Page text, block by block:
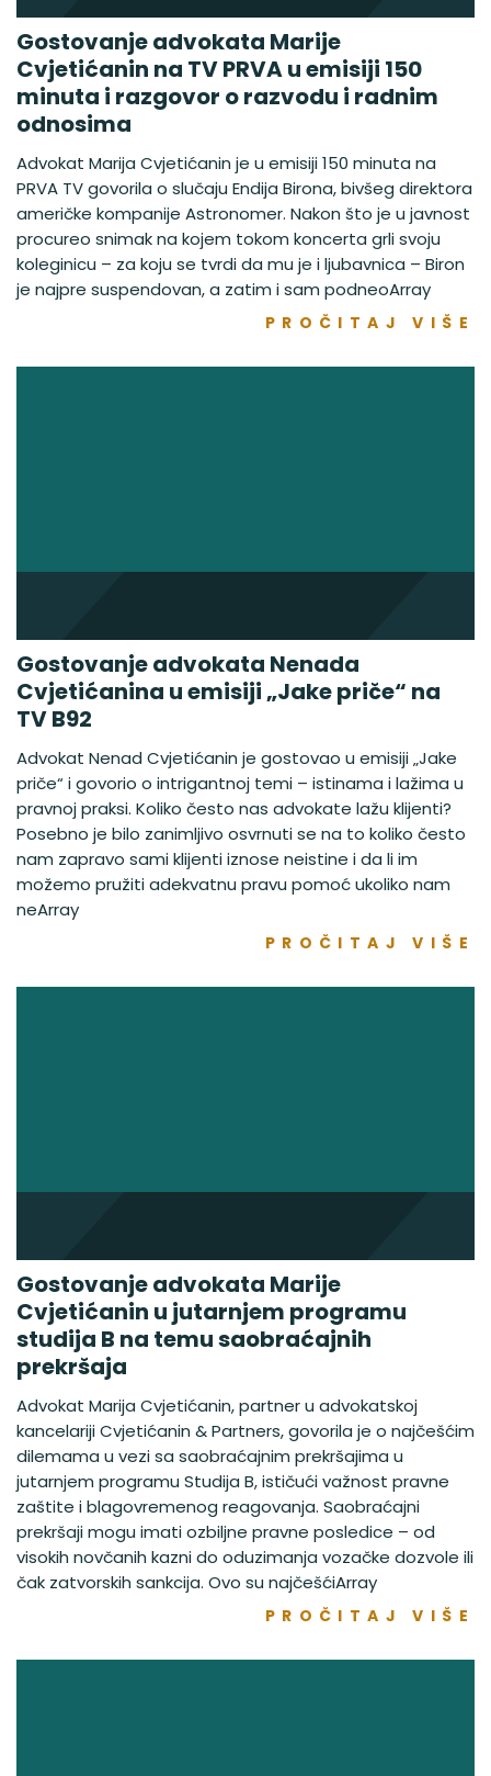
Gostovanje advokata Marije
Cvjetićanin na TV PRVA u emisiji 150
minuta i razgovor o razvodu i radnim
odnosima
Advokat Marija Cvjetićanin je u emisiji 150 minuta na
PRVA TV govorila o slučaju Endija Birona, bivšeg direktora
američke kompanije Astronomer. Nakon što je u javnost
procureo snimak na kojem tokom koncerta grli svoju
koleginicu – za koju se tvrdi da mu je i ljubavnica – Biron
je najpre suspendovan, a zatim i sam podneoArray
PROČITAJ VIŠE
Gostovanje advokata Nenada
Cvjetićanina u emisiji „Jake priče“ na
TV B92
Advokat Nenad Cvjetićanin je gostovao u emisiji „Jake
priče“ i govorio o intrigantnoj temi – istinama i lažima u
pravnoj praksi. Koliko često nas advokate lažu klijenti?
Posebno je bilo zanimljivo osvrnuti se na to koliko često
nam zapravo sami klijenti iznose neistine i da li im
možemo pružiti adekvatnu pravu pomoć ukoliko nam
neArray
PROČITAJ VIŠE
Gostovanje advokata Marije
Cvjetićanin u jutarnjem programu
studija B na temu saobraćajnih
prekršaja
Advokat Marija Cvjetićanin, partner u advokatskoj
kancelariji Cvjetićanin & Partners, govorila je o najčešćim
dilemama u vezi sa saobraćajnim prekršajima u
jutarnjem programu Studija B, ističući važnost pravne
zaštite i blagovremenog reagovanja. Saobraćajni
prekršaji mogu imati ozbiljne pravne posledice – od
visokih novčanih kazni do oduzimanja vozačke dozvole ili
čak zatvorskih sankcija. Ovo su najčešćiArray
PROČITAJ VIŠE